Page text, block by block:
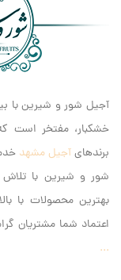
خشکبار، مفتخر است
برندهایآجیل مشهد
شور و شیرین با
بهترین محصولات با
اعتماد شما مشتریان
...